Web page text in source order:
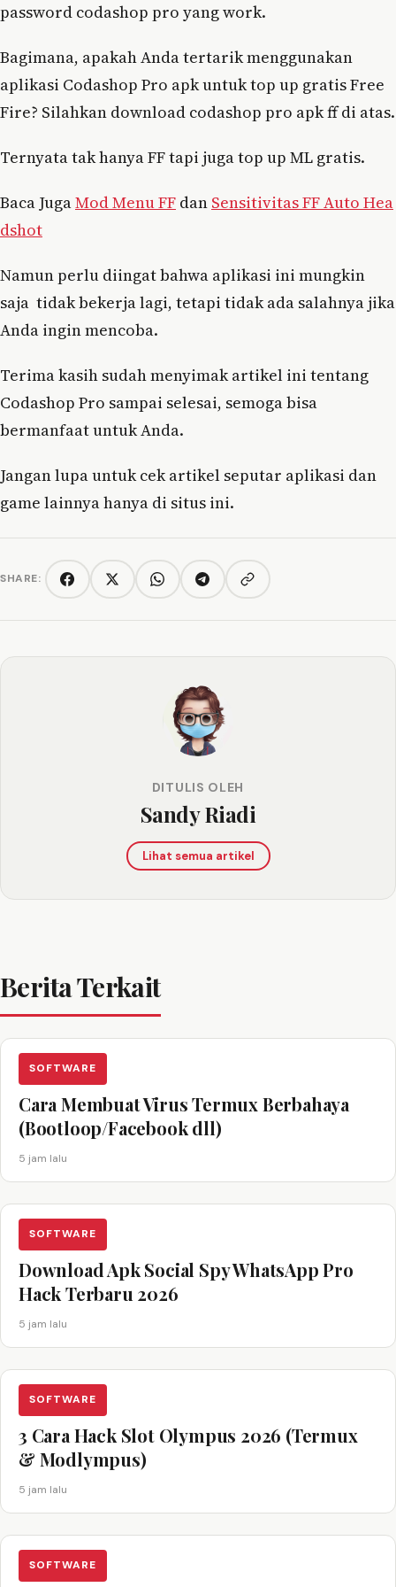
password codashop pro yang work.
Bagimana, apakah Anda tertarik menggunakan
aplikasi Codashop Pro apk untuk top up gratis Free
Fire? Silahkan download codashop pro apk ff di atas.
Ternyata tak hanya FF tapi juga top up ML gratis.
Baca JugaMod Menu FF dan Sensitivitas FF Auto Hea
dshot
Namun perlu diingat bahwa aplikasi ini mungkin
saja tidak bekerja lagi, tetapi tidak ada salahnya jika
Anda ingin mencoba.
Terima kasih sudah menyimak artikel ini tentang
Codashop Pro sampai selesai, semoga bisa
bermanfaat untuk Anda.
Jangan lupa untuk cek artikel seputar aplikasi dan
game lainnya hanya di situs ini.
SHARE: FacebookTwitter/XWhatsAppTelegramCopy link
DITULIS OLEH
Sandy Riadi
Lihat semua artikel
Berita Terkait
SOFTWARE
Cara Membuat Virus Termux Berbahaya
(Bootloop/Facebook dll)
5 jam lalu
SOFTWARE
Download Apk Social Spy WhatsApp Pro
Hack Terbaru 2026
5 jam lalu
SOFTWARE
3 Cara Hack Slot Olympus 2026 (Termux
& Modlympus)
5 jam lalu
SOFTWARE